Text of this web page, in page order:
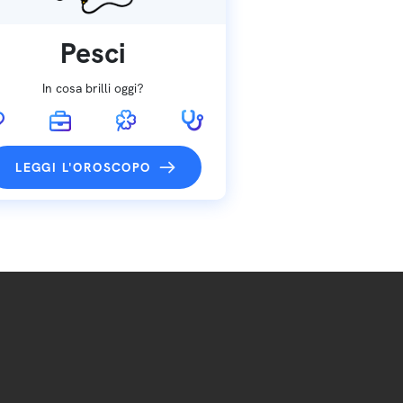
Pesci
In cosa brilli oggi?
LEGGI L'OROSCOPO